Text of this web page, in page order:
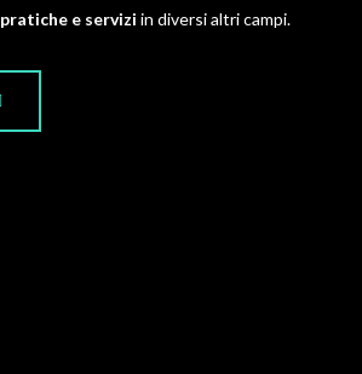
pratiche e servizi in diversi altri campi.